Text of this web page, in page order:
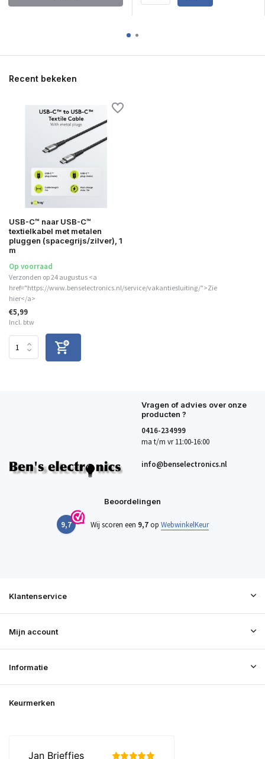
Recent bekeken
USB-C™ naar USB-C™
textielkabel met metalen
pluggen (spacegrijs/zilver), 1
m
Op voorraad
Verzonden op 24 augustus <a
href="https://www.benselectronics.nl/service/vakantiesluiting/">Zie
hier</a>
€5,99
Incl. btw
Vragen of advies over onze
producten ?
0416-234999
ma t/m vr 11:00-16:00
info@benselectronics.nl
Beoordelingen
9,7 Wij scoren een 9,7op WebwinkelKeur
Klantenservice
Mijn account
Informatie
Keurmerken